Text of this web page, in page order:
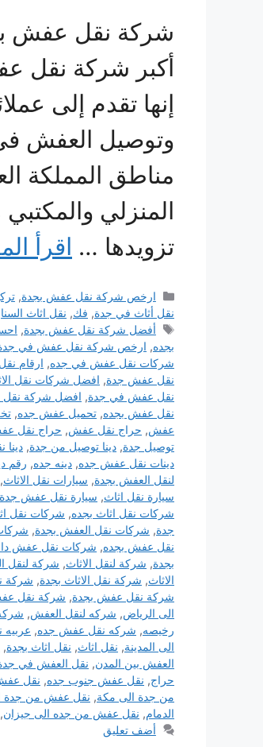
شركة نقل عفش
إنها تقدم إلى
وتوصيل العفش
مناطق المملكة
المنزلي
تزويدها … اقرأ
التصنيفات
ارخص شركة نقل عفش بجدة,
نقل أثاث في جدة, فك, نقل اثاث
الوسوم
أفضل شركة نقل عفش بجدة,
بجده, ارخص شركة نقل عفش في
شركات نقل عفش في جده, ارقام
نقل عفش جدة, افضل شركات نقل
نقل عفش في جدة, افضل شركة
نقل عفش بجده, تحميل عفش جده,
عفش, حراج نقل عفش, حراج نقل
توصيل جدة, دينا توصيل من جدة,
دينات نقل عفش جده, دينه جده, رقم
لنقل العفش بجدة, سيارات نقل الاثاث,
سيارة نقل اثاث, سيارة نقل عفش جدة
شركات نقل اثاث بجده, شركات نقل
جدة, شركات نقل العفش بجدة,
نقل عفش بجده, شركات نقل عفش
بجدة, شركة لنقل الاثاث, شركة لنقل
الاثاث, شركة نقل الاثاث بجدة, شركة
شركة نقل عفش بجدة, شركة نقل
الى الرياض, شركه لنقل العفش,
رخيصه, شركه نقل عفش جده,
الى المدينة, نقل اثاث, نقل اثاث بجدة,
العفش بين المدن, نقل العفش في
حراج, نقل عفش جنوب جده, نقل
من جدة الى مكة, نقل عفش من جدة
الدمام, نقل عفش من جده الى جيزان,
أضف تعليق